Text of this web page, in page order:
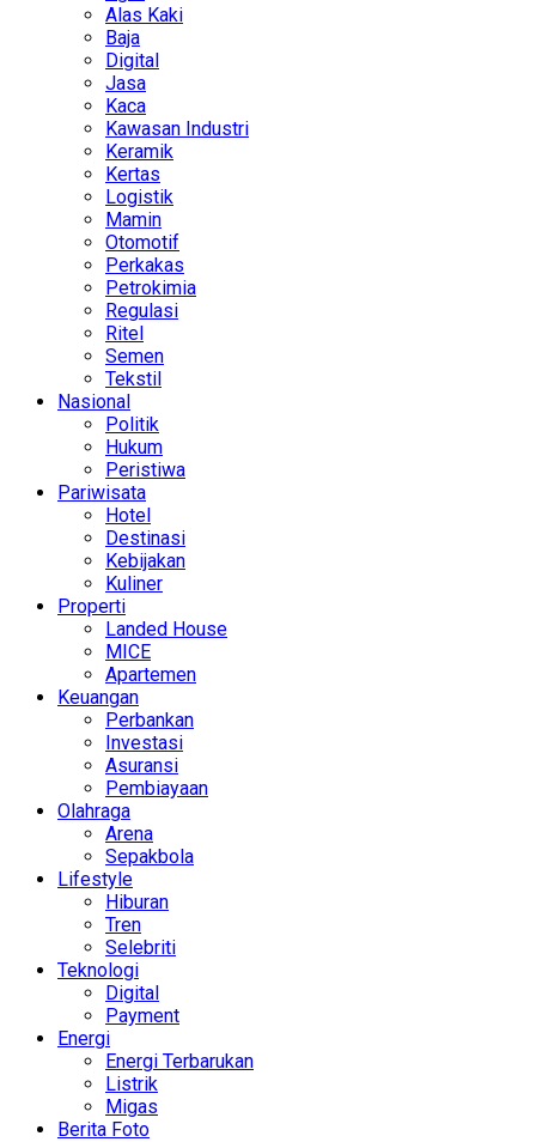
Alas Kaki
Baja
Digital
Jasa
Kaca
Kawasan Industri
Keramik
Kertas
Logistik
Mamin
Otomotif
Perkakas
Petrokimia
Regulasi
Ritel
Semen
Tekstil
Nasional
Politik
Hukum
Peristiwa
Pariwisata
Hotel
Destinasi
Kebijakan
Kuliner
Properti
Landed House
MICE
Apartemen
Keuangan
Perbankan
Investasi
Asuransi
Pembiayaan
Olahraga
Arena
Sepakbola
Lifestyle
Hiburan
Tren
Selebriti
Teknologi
Digital
Payment
Energi
Energi Terbarukan
Listrik
Migas
Berita Foto